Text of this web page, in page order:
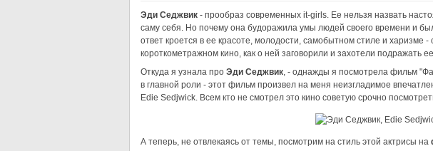
Эди Седжвик - прообраз современных it-girls. Ее нельзя назвать
саму себя. Но почему она будоражила умы людей своего времени и
ответ кроется в ее красоте, молодости, самобытном стиле и харизме -
короткометражном кино, как о ней заговорили и захотели подражать
Откуда я узнала про Эди Седжвик, - однажды я посмотрела фильм
в главной роли - этот фильм произвел на меня неизгладимое
Edie Sedjwick. Всем кто не смотрел это кино советую срочно
А теперь, не отвлекаясь от темы, посмотрим на стиль этой актрисы на